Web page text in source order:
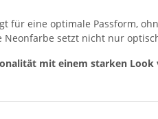
für eine optimale Passform,
setzt nicht nur
mit einem starken Look